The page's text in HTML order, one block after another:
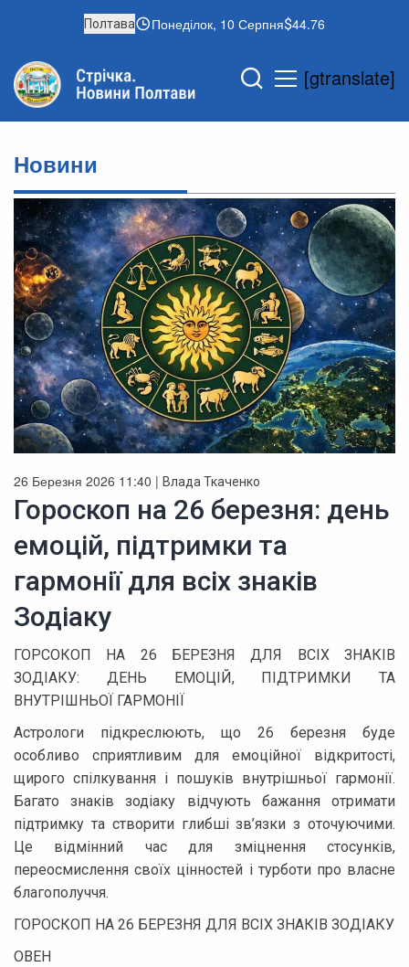
Полтава Понеділок, 10 Серпня 44.76
[gtranslate]
Новини
26 Березня 2026 11:40 | Влада Ткаченко
Гороскоп на 26 березня: день
емоцій, підтримки та
гармонії для всіх знаків
Зодіаку
ГОРСОКОП НА 26 БЕРЕЗНЯ ДЛЯ ВСІХ ЗНАКІВ
ЗОДІАКУ: ДЕНЬ ЕМОЦІЙ, ПІДТРИМКИ ТА
ВНУТРІШНЬОЇ ГАРМОНІЇ
Астрологи підкреслюють, що 26 березня буде
особливо сприятливим для емоційної відкритості,
щирого спілкування і пошуків внутрішньої гармонії.
Багато знаків зодіаку відчують бажання отримати
підтримку та створити глибші зв’язки з оточуючими.
Це відмінний час для зміцнення стосунків,
переосмислення своїх цінностей і турботи про власне
благополуччя.
ГОРОСКОП НА 26 БЕРЕЗНЯ ДЛЯ ВСІХ ЗНАКІВ ЗОДІАКУ
ОВЕН